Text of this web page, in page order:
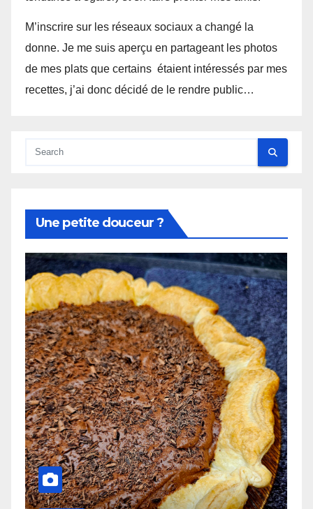
M’inscrire sur les réseaux sociaux a changé la
donne. Je me suis aperçu en partageant les photos
de mes plats que certains étaient intéressés par mes
recettes, j’ai donc décidé de le rendre public…
Une petite douceur ?